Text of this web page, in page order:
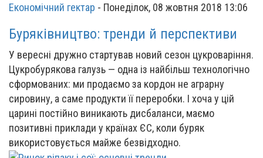
Економічний гектар - Понеділок, 08 жовтня 2018 13:06
Буряківництво: тренди й перспективи
У вересні дружно стартував новий сезон цукроваріння.
Цукробурякова галузь — одна із найбільш технологічно
сформованих: ми продаємо за кордон не аграрну
сировину, а саме продукти її переробки. І хоча у цій
царині постійно виникають дисбаланси, маємо
позитивні приклади у країнах ЄС, коли буряк
використовується майже безвідходно.